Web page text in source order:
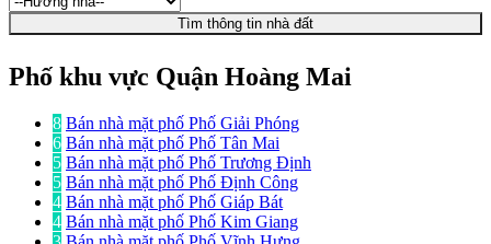
Tìm thông tin nhà đất
Phố khu vực Quận Hoàng Mai
8 Bán nhà mặt phố Phố Giải Phóng
6 Bán nhà mặt phố Phố Tân Mai
5 Bán nhà mặt phố Phố Trương Định
5 Bán nhà mặt phố Phố Định Công
4 Bán nhà mặt phố Phố Giáp Bát
4 Bán nhà mặt phố Phố Kim Giang